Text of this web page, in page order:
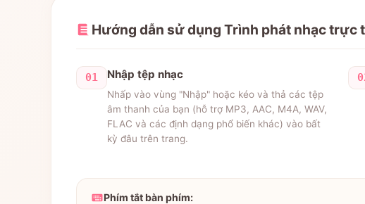
Hướng dẫn sử dụng Trình phát nhạc trực
01 Nhập tệp nhạc
Nhấp vào vùng "Nhập" hoặc kéo và thả các tệp
âm thanh của bạn (hỗ trợ MP3, AAC, M4A, WAV,
FLAC và các định dạng phổ biến khác) vào bất
kỳ đâu trên trang.
Phím tắt bàn phím: